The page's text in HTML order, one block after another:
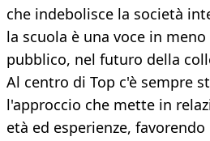
che indebolisce la società
la scuola è una voce in
pubblico, nel futuro della
Al centro di Top c'è sempre
l'approccio che mette in
età ed esperienze,